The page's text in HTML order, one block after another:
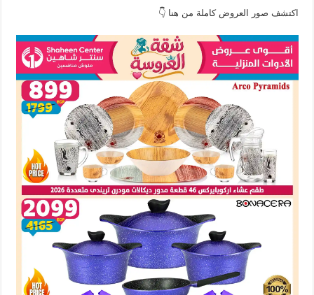
اكتشف صور العروض كاملة من هنا 👇